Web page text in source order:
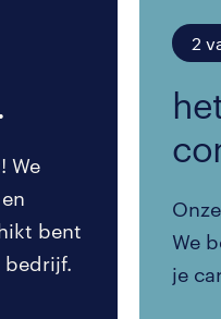
We
bent
bedrijf.
2
We
je